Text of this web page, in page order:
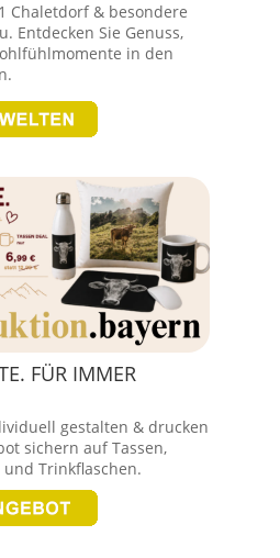
Chaletdorf & besondere
Entdecken Sie Genuss,
in den
FÜR IMMER
gestalten & drucken
sichern auf Tassen,
und Trinkflaschen.